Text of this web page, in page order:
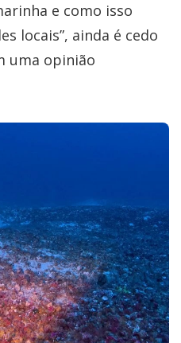
e como isso
locais”, ainda é cedo
uma opinião